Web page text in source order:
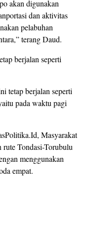
akan digunakan
dan aktivitas
pelabuhan
terang Daud.
berjalan seperti
tetap berjalan seperti
pada waktu pagi
Masyarakat
rute Tondasi-Torubulu
menggunakan
empat.